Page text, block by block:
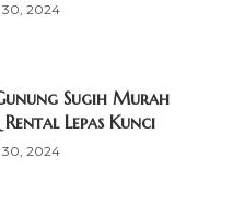
30, 2024
Sugih Murah
Lepas Kunci
30, 2024